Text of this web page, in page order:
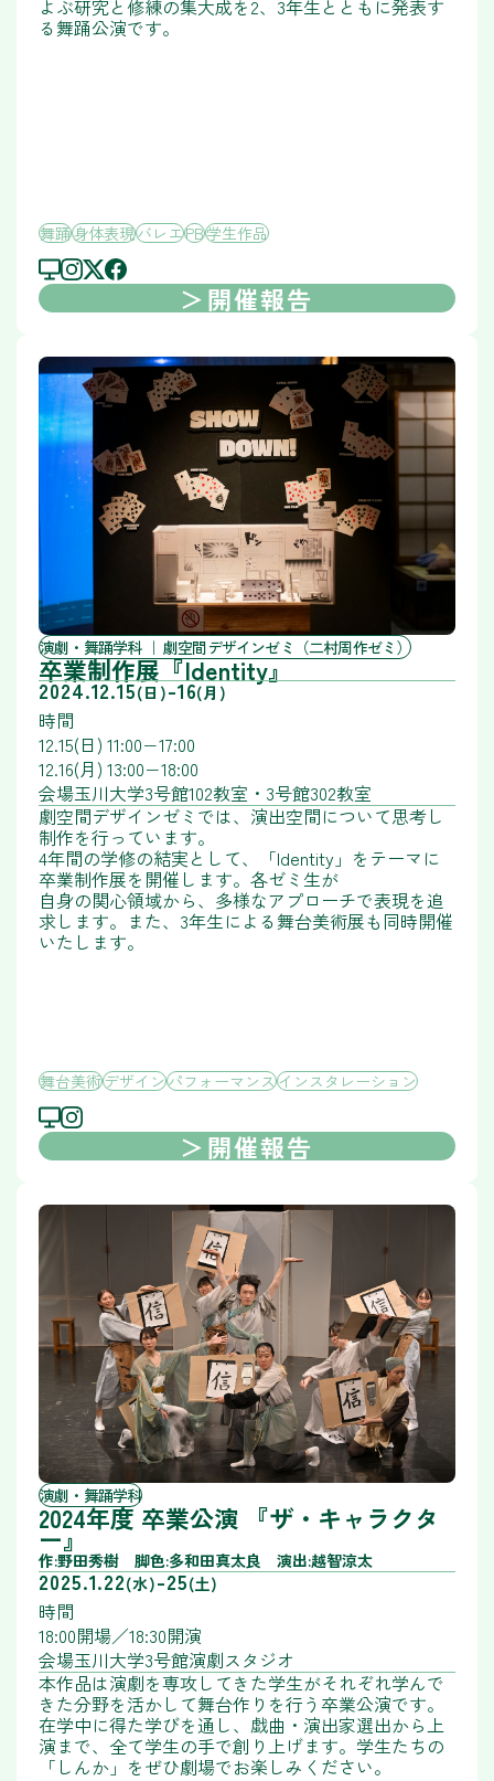
よぶ研究と修練の集大成を2、3年生とともに発表す
る舞踊公演です。
舞踊身体表現バレエPB学生作品
開催報告
演劇・舞踊学科 劇空間デザインゼミ（二村周作ゼミ）
卒業制作展『Identity』
2024.12.15(日)-16(月)
時間
12.15(日) 11:00−17:00
12.16(月) 13:00−18:00
会場玉川大学3号館102教室・3号館302教室
劇空間デザインゼミでは、演出空間について思考し
制作を行っています。
4年間の学修の結実として、「Identity」をテーマに
卒業制作展を開催します。各ゼミ生が
自身の関心領域から、多様なアプローチで表現を追
求します。また、3年生による舞台美術展も同時開催
いたします。
舞台美術デザインパフォーマンスインスタレーション
開催報告
演劇・舞踊学科
2024年度 卒業公演 『ザ・キャラクタ
ー』
作:野田秀樹 脚色:多和田真太良 演出:越智涼太
2025.1.22(水)-25(土)
時間
18:00開場／18:30開演
会場玉川大学3号館演劇スタジオ
本作品は演劇を専攻してきた学生がそれぞれ学んで
きた分野を活かして舞台作りを行う卒業公演です。
在学中に得た学びを通し、戯曲・演出家選出から上
演まで、全て学生の手で創り上げます。学生たちの
「しんか」をぜひ劇場でお楽しみください。